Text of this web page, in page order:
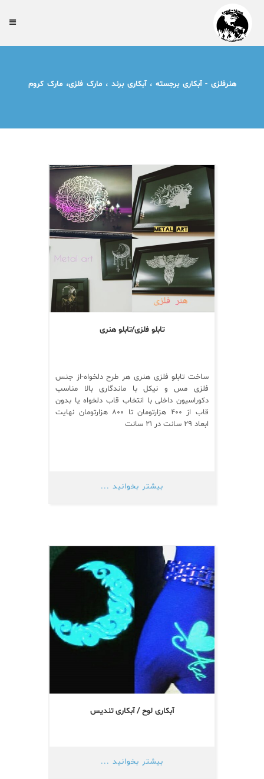
هنرفلزی - آبکاری برجسته ، آبکاری برند ، مارک فلزی، مارک کروم
تابلو فلزی/تابلو هنری
ساخت تابلو فلزی هنری هر طرح دلخواه-از جنس
فلزی مس و نیکل با ماندگاری بالا مناسب
دکوراسیون داخلی با انتخاب قاب دلخواه یا بدون
قاب از ۴۰۰ هزارتومان تا ۸۰۰ هزارتومان نهایت
ابعاد ۲۹ سانت در ۲۱ سانت
بیشتر بخوانید ...
آبکاری لوح / آبکاری تندیس
بیشتر بخوانید ...